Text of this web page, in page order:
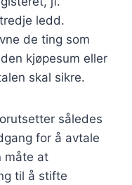
ledd.
de ting som
kjøpesum eller
skal sikre.
således
for å avtale
måte at
til å stifte